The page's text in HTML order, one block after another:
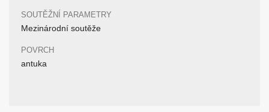
SOUTĚŽNÍ PARAMETRY
Mezinárodní soutěže
POVRCH
antuka